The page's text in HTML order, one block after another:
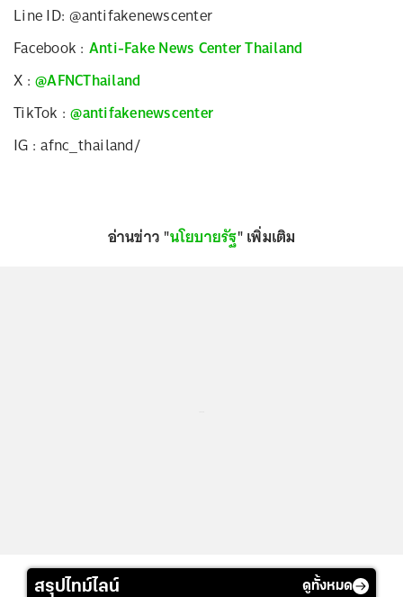
Line ID: @antifakenewscenter
Facebook : Anti-Fake News Center Thailand
X : @AFNCThailand
TikTok :@antifakenewscenter
IG : afnc_thailand/
อ่านข่าว "นโยบายรัฐ" เพิ่มเติม
สรุปไทม์ไลน์ ดูทั้งหมด